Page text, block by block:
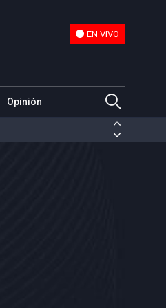
EN VIVO
Opinión